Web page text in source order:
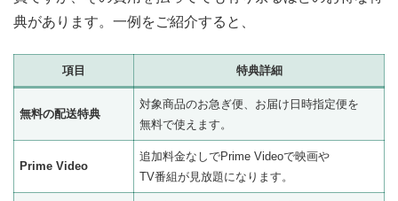
典があります。一例をご紹介すると、
項目 特典詳細
無料の配送特典
対象商品のお急ぎ便、お届け日時指定便を
無料で使えます。
Prime Video
追加料金なしでPrime Videoで映画や
TV番組が見放題になります。